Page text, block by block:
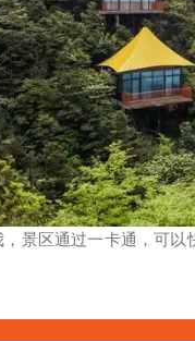
景区通过一卡通，可